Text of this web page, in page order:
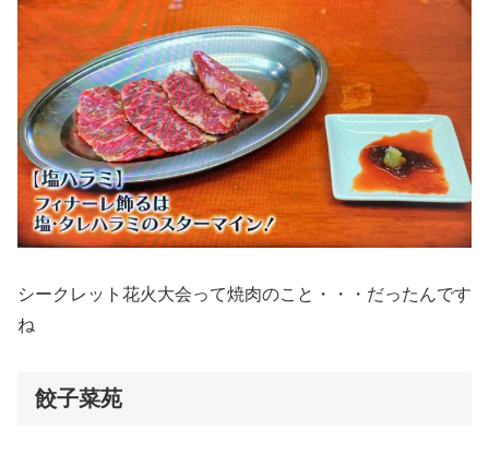
シークレット花火大会って焼肉のこと・・・だったんです
ね
餃子菜苑